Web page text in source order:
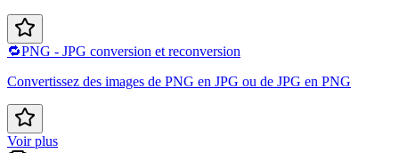
🔁PNG - JPG conversion et reconversion
Convertissez des images de PNG en JPG ou de JPG en PNG
Voir plus